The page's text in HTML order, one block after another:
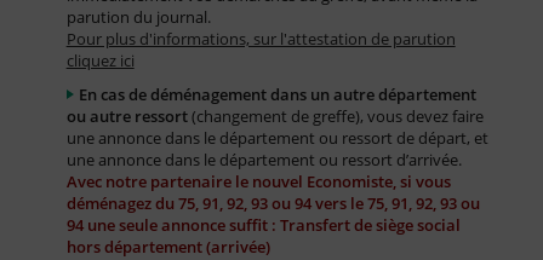
parution du journal.
Pour plus d'informations, sur l'attestation de parution
cliquez ici
En cas de déménagement dans un autre département
ou autre ressort(changement de greffe), vous devez faire
une annonce dans le département ou ressort de départ, et
une annonce dans le département ou ressort d’arrivée.
Avec notre partenaire le nouvel Economiste, si vous
déménagez du 75, 91, 92, 93 ou 94 vers le 75, 91, 92, 93 ou
94 une seule annonce suffit : Transfert de siège social
hors département (arrivée)